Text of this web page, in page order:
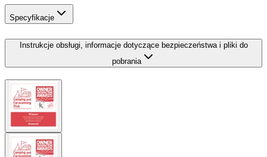
Specyfikacje
Instrukcje obsługi, informacje dotyczące bezpieczeństwa i pliki do
pobrania